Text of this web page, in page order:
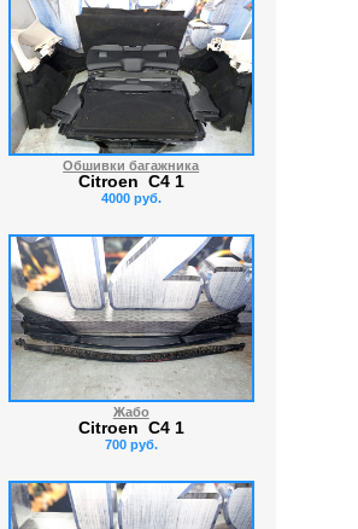
Обшивки багажника
Citroen C4 1
4000 руб.
Жабо
Citroen C4 1
700 руб.